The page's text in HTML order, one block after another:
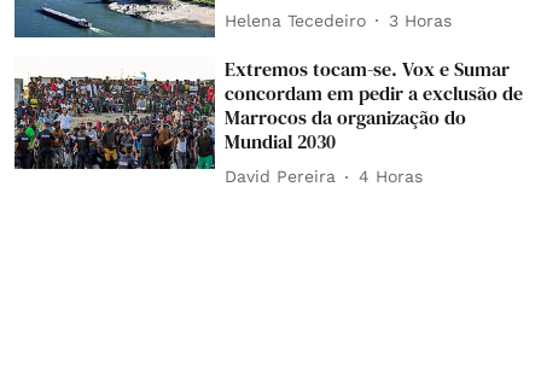
Helena Tecedeiro 3 Horas
Extremos tocam-se. Vox e Sumar
concordam em pedir a exclusão de
Marrocos da organização do
Mundial 2030
David Pereira 4 Horas